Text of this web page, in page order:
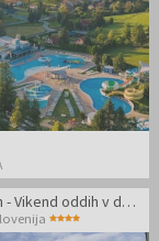
Hotel Radin - Vikend oddih v dvoje v Radencih ob koncu poletja in jeseni